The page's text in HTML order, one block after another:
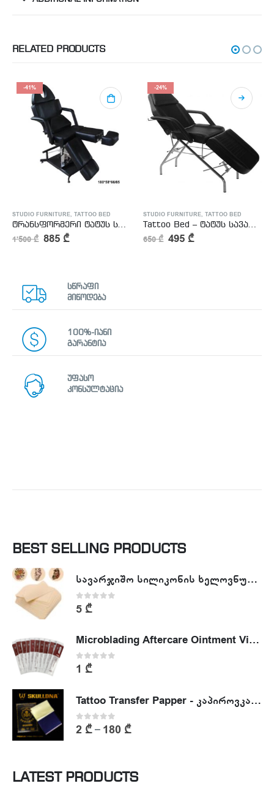
RELATED PRODUCTS
-41%
STUDIO FURNITURE, TATTOO BED
1'500₾ 885 ₾
-24%
STUDIO FURNITURE, TATTOO BED
650₾ 495 ₾
სწრაფი
მიწოდება
100%-იანი
გარანტია
უფასო
კონსულტაცია
BEST SELLING PRODUCTS
სავარჯიშო სილიკონის ხელოვნური კანი - Tattoo Practike skin
0out of 5
5 ₾
Microblading Aftercare Ointment Vitamin A&D
0 out of 5
1 ₾
Tattoo Transfer Papper - კაპიროვკა - ტატუს ესკიზის კოპირების ქაღალდი
0out of 5
2 ₾– 180 ₾
LATEST PRODUCTS